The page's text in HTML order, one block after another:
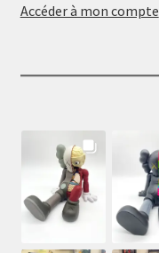
Accéder à mon compte